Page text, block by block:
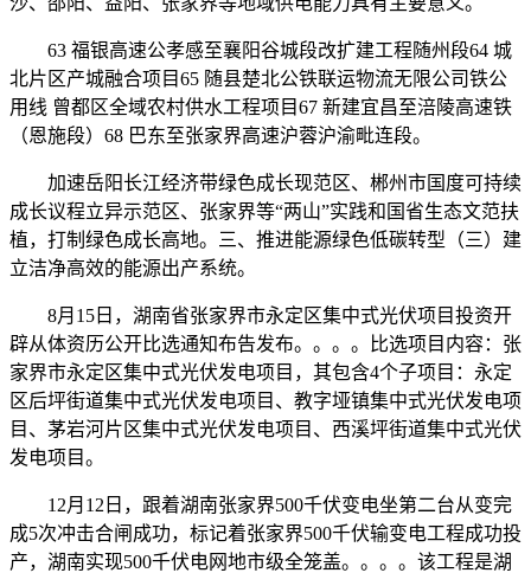
63 福银高速公孝感至襄阳谷城段改扩建工程随州段64 城
北片区产城融合项目65 随县楚北公铁联运物流无限公司铁公
用线 曾都区全域农村供水工程项目67 新建宜昌至涪陵高速铁
（恩施段）68 巴东至张家界高速沪蓉沪渝毗连段。
加速岳阳长江经济带绿色成长现范区、郴州市国度可持续
成长议程立异示范区、张家界等“两山”实践和国省生态文范扶
植，打制绿色成长高地。三、推进能源绿色低碳转型（三）建
立洁净高效的能源出产系统。
8月15日，湖南省张家界市永定区集中式光伏项目投资开
辟从体资历公开比选通知布告​发布。。。。比选项目内容：张
家界市永定区集中式光伏发电项目，其包含4个子项目：永定
区后坪街道集中式光伏发电项目、教字垭镇集中式光伏发电项
目、茅岩河片区集中式光伏发电项目、西溪坪街道集中式光伏
发电项目。
12月12日，跟着湖南张家界500千伏变电坐第二台从变完
成5次冲击合闸成功，标记着张家界500千伏输变电工程成功投
产，湖南实现500千伏电网地市级全笼盖。。。。该工程是湖